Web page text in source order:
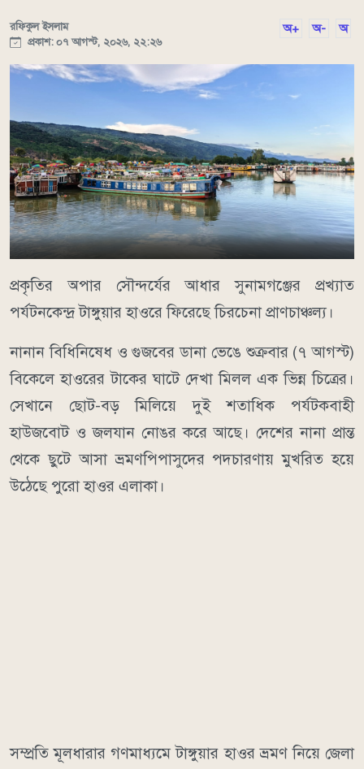
রফিকুল ইসলাম
প্রকাশ: ০৭ আগস্ট, ২০২৬, ২২:২৬
অ+ অ- অ
​প্রকৃতির অপার সৌন্দর্যের আধার সুনামগঞ্জের প্রখ্যাত
পর্যটনকেন্দ্র টাঙ্গুয়ার হাওরে ফিরেছে চিরচেনা প্রাণচাঞ্চল্য।
নানান বিধিনিষেধ ও গুজবের ডানা ভেঙে শুক্রবার (৭ আগস্ট)
বিকেলে হাওরের টাকের ঘাটে দেখা মিলল এক ভিন্ন চিত্রের।
সেখানে ছোট-বড় মিলিয়ে দুই শতাধিক পর্যটকবাহী
হাউজবোট ও জলযান নোঙর করে আছে। দেশের নানা প্রান্ত
থেকে ছুটে আসা ভ্রমণপিপাসুদের পদচারণায় মুখরিত হয়ে
উঠেছে পুরো হাওর এলাকা।
​সম্প্রতি মূলধারার গণমাধ্যমে টাঙ্গুয়ার হাওর ভ্রমণ নিয়ে জেলা